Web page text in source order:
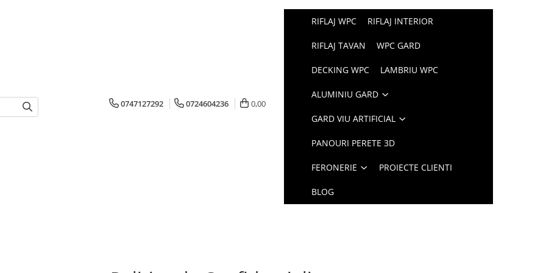
0747127292 0724604236 0,00
RIFLAJ WPC RIFLAJ INTERIOR
RIFLAJ TAVAN WPC GARD
DECKING WPC LAMBRIU WPC
ALUMINIU GARD
GARD VIU ARTIFICIAL
PANOURI PERETE 3D
FERONERIE PROIECTE CLIENTI
BLOG